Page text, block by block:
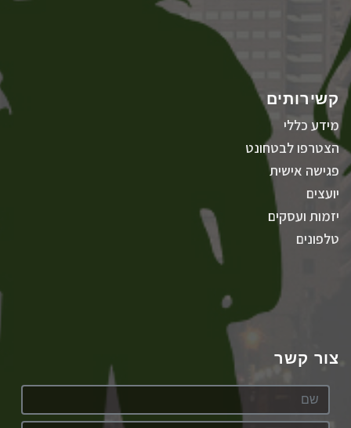
קשירותים
מידע כללי
הצטרפו לבטחונט
פגישה אישית
יועצים
יזמות ועסקים
טלפונים
צור קשר